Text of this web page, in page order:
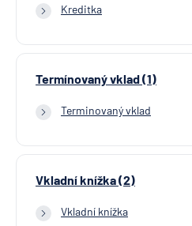
Kreditka
Termínovaný vklad (1)
Terminovaný vklad
Vkladní knížka (2)
Vkladní knížka